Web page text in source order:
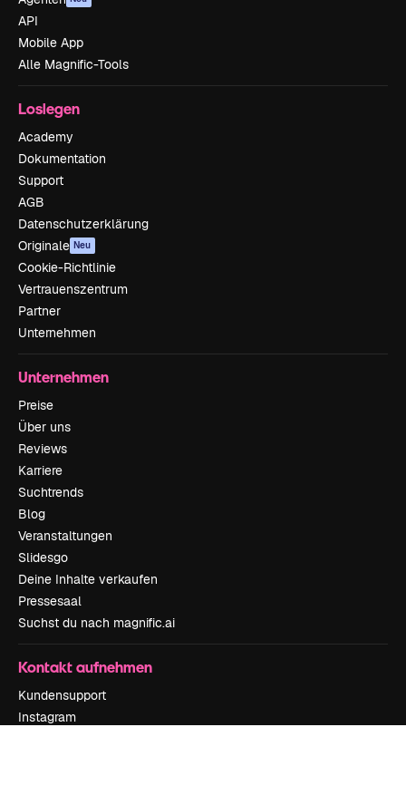
API
Mobile App
Alle Magnific-Tools
Loslegen
Academy
Dokumentation
Support
AGB
Datenschutzerklärung
Originale Neu
Cookie-Richtlinie
Vertrauenszentrum
Partner
Unternehmen
Unternehmen
Preise
Über uns
Reviews
Karriere
Suchtrends
Blog
Veranstaltungen
Slidesgo
Deine Inhalte verkaufen
Pressesaal
Suchst du nach magnific.ai
Kontakt aufnehmen
Kundensupport
Instagram